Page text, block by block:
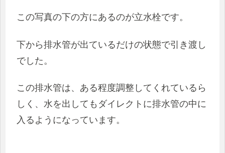
この写真の下の方にあるのが立水栓です。
下から排水管が出ているだけの状態で引き渡し
でした。
この排水管は、ある程度調整してくれているら
しく、水を出しても ダイレクトに排水管の中に
入るようになっています。